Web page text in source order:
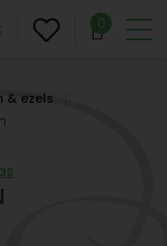
0
& ezels